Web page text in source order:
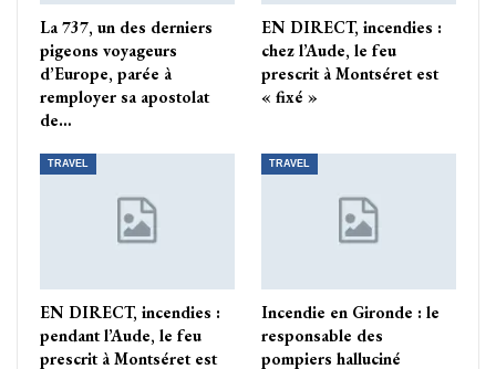
La 737, un des derniers
pigeons voyageurs
d’Europe, parée à
remployer sa apostolat
de…
EN DIRECT, incendies :
chez l’Aude, le feu
prescrit à Montséret est
« fixé »
TRAVEL
EN DIRECT, incendies :
pendant l’Aude, le feu
prescrit à Montséret est
TRAVEL
Incendie en Gironde : le
responsable des
pompiers halluciné